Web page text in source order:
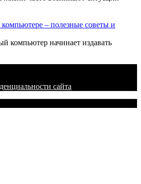
– полезные советы и
компьютер начинает издавать
сайта